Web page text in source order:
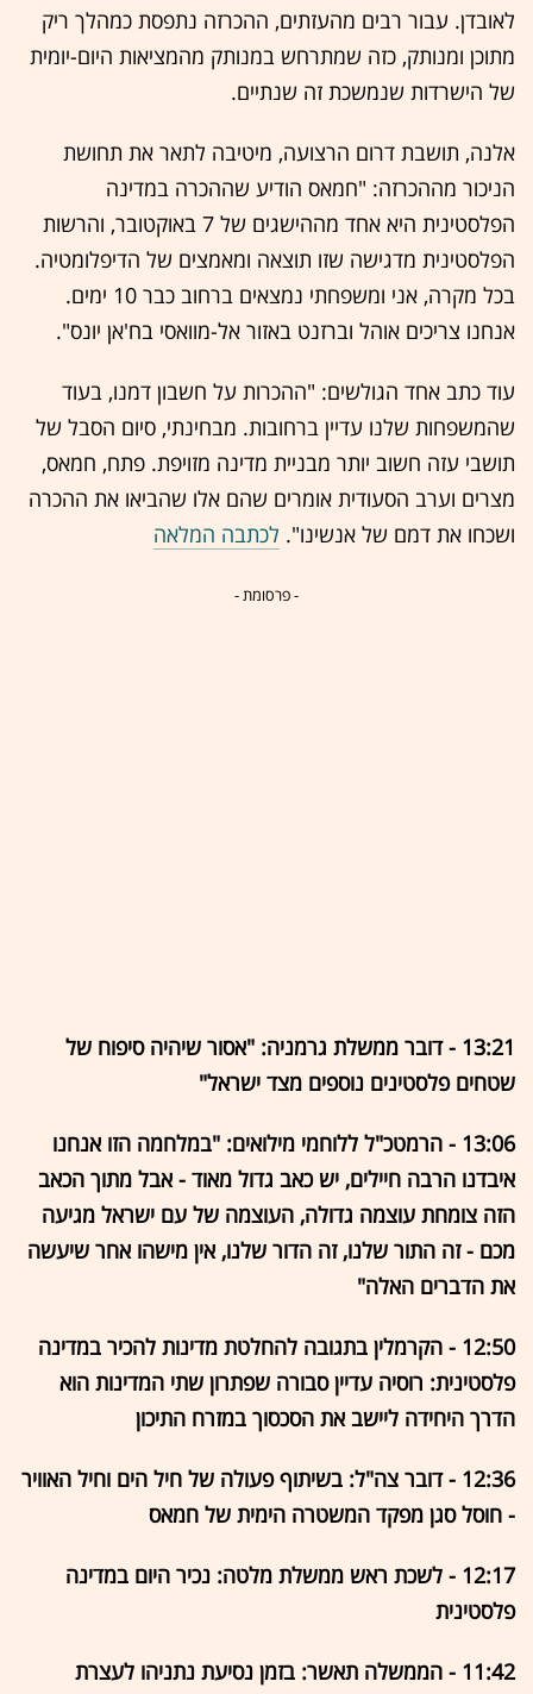
לאובדן. עבור רבים מהעזתים, ההכרזה נתפסת כמהלך ריק
מתוכן ומנותק, כזה שמתרחש במנותק מהמציאות היום-יומית
של הישרדות שנמשכת זה שנתיים.
אלנה, תושבת דרום הרצועה, מיטיבה לתאר את תחושת
הניכור מההכרזה: "חמאס הודיע ​​שההכרה במדינה
הפלסטינית היא אחד מההישגים של 7 באוקטובר, והרשות
הפלסטינית מדגישה שזו תוצאה ומאמצים של הדיפלומטיה.
בכל מקרה, אני ומשפחתי נמצאים ברחוב כבר 10 ימים.
אנחנו צריכים אוהל וברזנט באזור אל-מוואסי בח'אן יונס".
עוד כתב אחד הגולשים: "ההכרות על חשבון דמנו, בעוד
שהמשפחות שלנו עדיין ברחובות. מבחינתי, סיום הסבל של
תושבי עזה חשוב יותר מבניית מדינה מזויפת. פתח, חמאס,
מצרים וערב הסעודית אומרים שהם אלו שהביאו את ההכרה
ושכחו את דמם של אנשינו". לכתבה המלאה
- פרסומת -
13:21 - דובר ממשלת גרמניה: "אסור שיהיה סיפוח של
שטחים פלסטינים נוספים מצד ישראל"
13:06 - הרמטכ"ל ללוחמי מילואים: "במלחמה הזו אנחנו
איבדנו הרבה חיילים, יש כאב גדול מאוד - אבל מתוך הכאב
הזה צומחת עוצמה גדולה, העוצמה של עם ישראל מגיעה
מכם - זה התור שלנו, זה הדור שלנו, אין מישהו אחר שיעשה
את הדברים האלה"
12:50 - הקרמלין בתגובה להחלטת מדינות להכיר במדינה
פלסטינית: רוסיה עדיין סבורה שפתרון שתי המדינות הוא
הדרך היחידה ליישב את הסכסוך במזרח התיכון
12:36 - דובר צה"ל: בשיתוף פעולה של חיל הים וחיל האוויר
- חוסל סגן מפקד המשטרה הימית של חמאס
12:17 - לשכת ראש ממשלת מלטה: נכיר היום במדינה
פלסטינית
11:42 - הממשלה תאשר: בזמן נסיעת נתניהו לעצרת